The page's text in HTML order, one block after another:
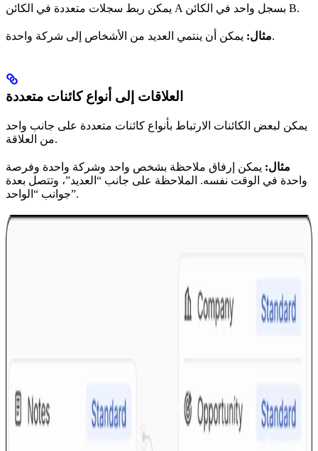
يمكن ربط سجلات متعددة في الكائن A بسجل واحد في الكائن B.
مثال:يمكن أن ينتمي العديد من الأشخاص إلى شركة واحدة.
العلاقات إلى أنواع كائنات متعددة
يمكن لبعض الكائنات الارتباط بأنواع كائنات متعددة على جانب واحد
من العلاقة.
مثال: يمكن إرفاق ملاحظة بشخص واحد وشركة واحدة وفرصة
واحدة في الوقت نفسه. الملاحظة على جانب “العديد”، وتتصل بعدة
جوانب “الواحد”.